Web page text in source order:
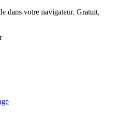
dans votre navigateur. Gratuit,